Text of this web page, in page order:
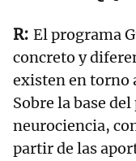
El programa
concreto y
existen en torno
Sobre la base
neurociencia,
partir de las